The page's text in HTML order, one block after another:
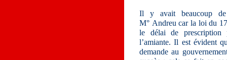
Il y avait beaucoup
M° Andreu car la loi du
le délai de prescription
l’amiante. Il est évident
demande au